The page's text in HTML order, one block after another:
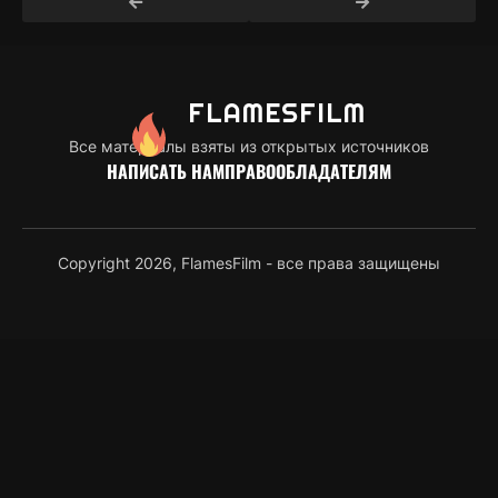
FLAMESFILM
Все материалы взяты из открытых источников
НАПИСАТЬ НАМПРАВООБЛАДАТЕЛЯМ
Copyright 2026, FlamesFilm - все права защищены